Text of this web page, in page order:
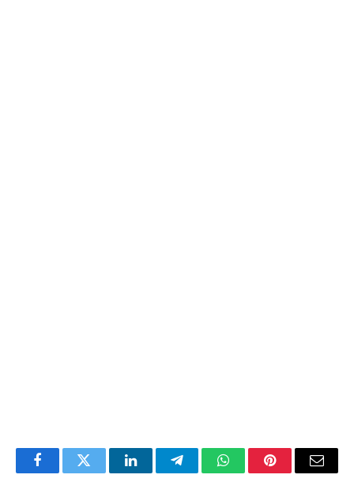
FacebookTwitter LinkedInTelegramWhatsAppPinterestEmail